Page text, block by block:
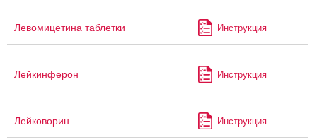
Левомицетина таблетки Инструкция
Лейкинферон Инструкция
Лейковорин Инструкция